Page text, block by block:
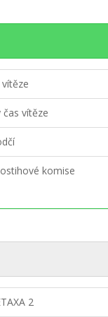
vítěze
komise
2